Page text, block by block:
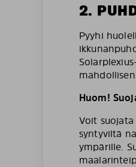
2.
Pyyhi
Huom!
Voit
syntyviltä
ympärille.